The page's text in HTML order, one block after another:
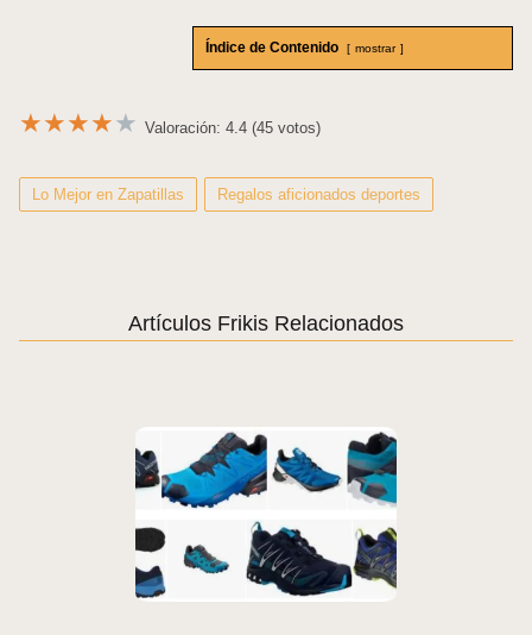
Índice de Contenido mostrar
★★★★★ Valoración: 4.4 (45 votos)
Lo Mejor en Zapatillas Regalos aficionados deportes
Artículos Frikis Relacionados